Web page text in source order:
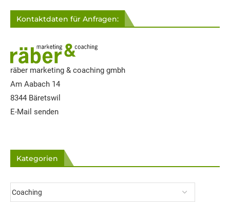
Kontaktdaten für Anfragen:
räber marketing & coaching gmbh
Am Aabach 14
8344 Bäretswil
E-Mail senden
Kategorien